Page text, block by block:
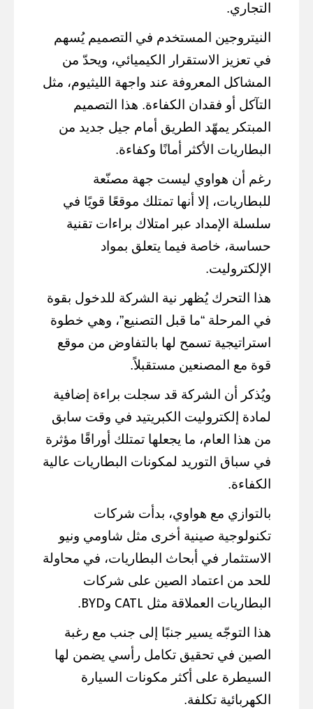
التجاري.
النيتروجين المستخدم في التصميم يُسهم
في تعزيز الاستقرار الكيميائي، ويحدّ من
المشاكل المعروفة عند واجهة الليثيوم، مثل
التآكل أو فقدان الكفاءة. هذا التصميم
المبتكر يمهّد الطريق أمام جيل جديد من
البطاريات الأكثر أمانًا وكفاءة.
رغم أن هواوي ليست جهة مصنّعة
للبطاريات، إلا أنها تمتلك موقعًا قويًا في
سلسلة الإمداد عبر امتلاك براءات تقنية
حساسة، خاصة فيما يتعلق بمواد
الإلكتروليت.
هذا التحرك يُظهر نية الشركة للدخول بقوة
في المرحلة “ما قبل التصنيع”، وهي خطوة
استراتيجية تسمح لها بالتفاوض من موقع
قوة مع المصنعين مستقبلاً.
ويُذكر أن الشركة قد سجلت براءة إضافية
لمادة إلكتروليت الكبريتيد في وقت سابق
من هذا العام، ما يجعلها تمتلك أوراقًا مؤثرة
في سباق التوريد لمكونات البطاريات عالية
الكفاءة.
بالتوازي مع هواوي، بدأت شركات
تكنولوجية صينية أخرى مثل شاومي ونيو
الاستثمار في أبحاث البطاريات، في محاولة
للحد من اعتماد الصين على شركات
البطاريات العملاقة مثل CATL وBYD
.
هذا التوجّه يسير جنبًا إلى جنب مع رغبة
الصين في تحقيق تكامل رأسي يضمن لها
السيطرة على أكثر مكونات السيارة
الكهربائية تكلفة.